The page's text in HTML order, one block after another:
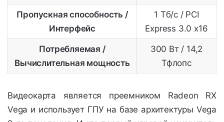
Пропускная способность /
Интерфейс
1 Тб/с / PCI
Express 3.0 x16
Потребляемая /
Вычислительная мощность
300 Вт / 14,2
Тфлопс
Видеокарта является преемником Radeon RX
Vega и использует ГПУ на базе архитектуры Vega